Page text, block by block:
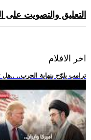
التعليق والتصويت
اخر الافلام
.. ترامب يلوّح بنهاية الحرب..